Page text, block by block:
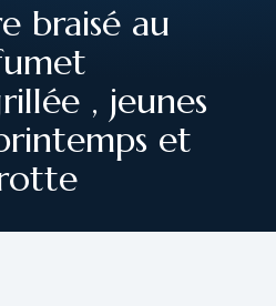
braisé au
, jeunes
et